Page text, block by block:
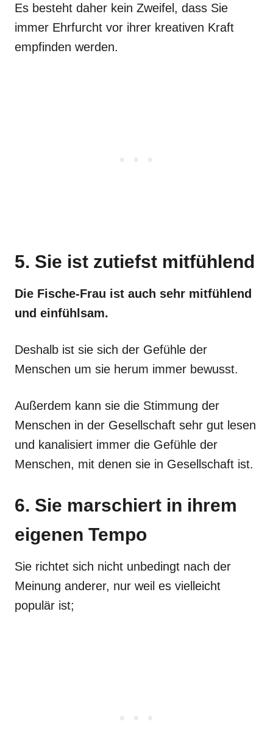
Es besteht daher kein Zweifel, dass Sie
immer Ehrfurcht vor ihrer kreativen Kraft
empfinden werden.
5. Sie ist zutiefst mitfühlend
Die Fische-Frau ist auch sehr mitfühlend
und einfühlsam.
Deshalb ist sie sich der Gefühle der
Menschen um sie herum immer bewusst.
Außerdem kann sie die Stimmung der
Menschen in der Gesellschaft sehr gut lesen
und kanalisiert immer die Gefühle der
Menschen, mit denen sie in Gesellschaft ist.
6. Sie marschiert in ihrem
eigenen Tempo
Sie richtet sich nicht unbedingt nach der
Meinung anderer, nur weil es vielleicht
populär ist;